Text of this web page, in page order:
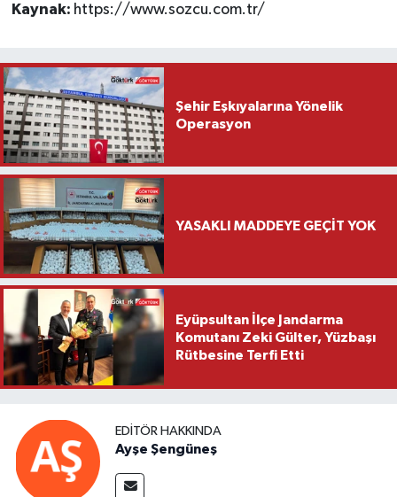
Kaynak: https://www.sozcu.com.tr/
Şehir Eşkıyalarına Yönelik
Operasyon
YASAKLI MADDEYE GEÇİT YOK
Eyüpsultan İlçe Jandarma
Komutanı Zeki Gülter, Yüzbaşı
Rütbesine Terfi Etti
EDITÖR HAKKINDA
Ayşe Şengüneş